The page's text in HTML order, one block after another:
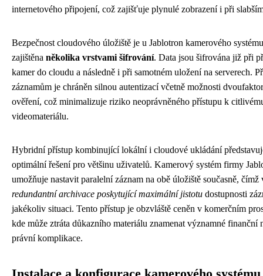
internetového připojení, což zajišťuje plynulé zobrazení i při
Bezpečnost cloudového úložiště je u Jablotron kamerového systému
zajištěna několika vrstvami šifrování. Data jsou šifrována již při
kamer do cloudu a následně i při samotném uložení na serverech.
záznamům je chráněn silnou autentizací včetně možnosti
ověření, což minimalizuje riziko neoprávněného přístupu k
videomateriálu.
Hybridní přístup kombinující lokální i cloudové ukládání
optimální řešení pro většinu uživatelů. Kamerový systém firmy
umožňuje nastavit paralelní záznam na obě úložiště současně, čímž
redundantní archivace poskytující maximální jistotu dostupnosti
jakékoliv situaci. Tento přístup je obzvláště ceněn v komerčním
kde může ztráta důkazního materiálu znamenat významné finanční
právní komplikace.